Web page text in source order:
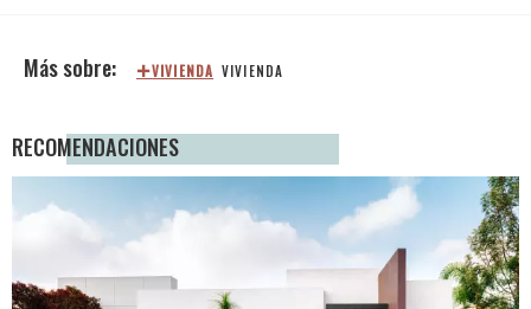
VIVIENDA VIVIENDA
RECOMENDACIONES